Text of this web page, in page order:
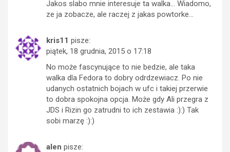
Jakos slabo mnie interesuje ta walka… Wiadomo,
ze ja zobacze, ale raczej z jakas powtorke…
kris11 pisze:
piątek, 18 grudnia, 2015 o 17:18
No może fascynujące to nie bedzie, ale taka
walka dla Fedora to dobry odrdzewiacz. Po nie
udanych ostatnich bojach w ufc i takiej przerwie
to dobra spokojna opcja. Może gdy Ali przegra z
JDS i Rizin go zatrudni to ich zestawia :):) Tak
sobi marzę :):)
alen pisze: